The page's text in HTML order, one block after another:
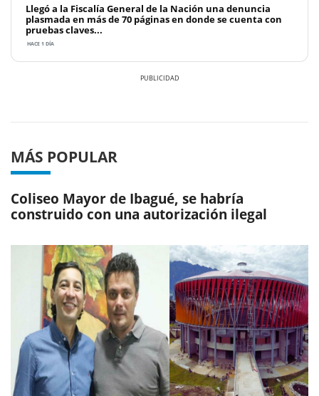
Llegó a la Fiscalía General de la Nación una denuncia
plasmada en más de 70 páginas en donde se cuenta con
pruebas claves...
HACE 1 DÍA
MÁS POPULAR
Coliseo Mayor de Ibagué, se habría
construido con una autorización ilegal